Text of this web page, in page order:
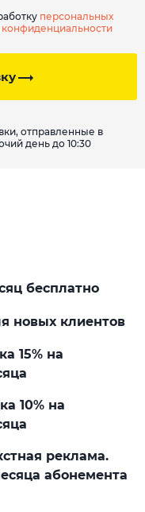
персональных
конфиденциальности
отправленные в
день до 10:30
бесплатно
новых клиентов
15% на
10% на
реклама.
абонемента